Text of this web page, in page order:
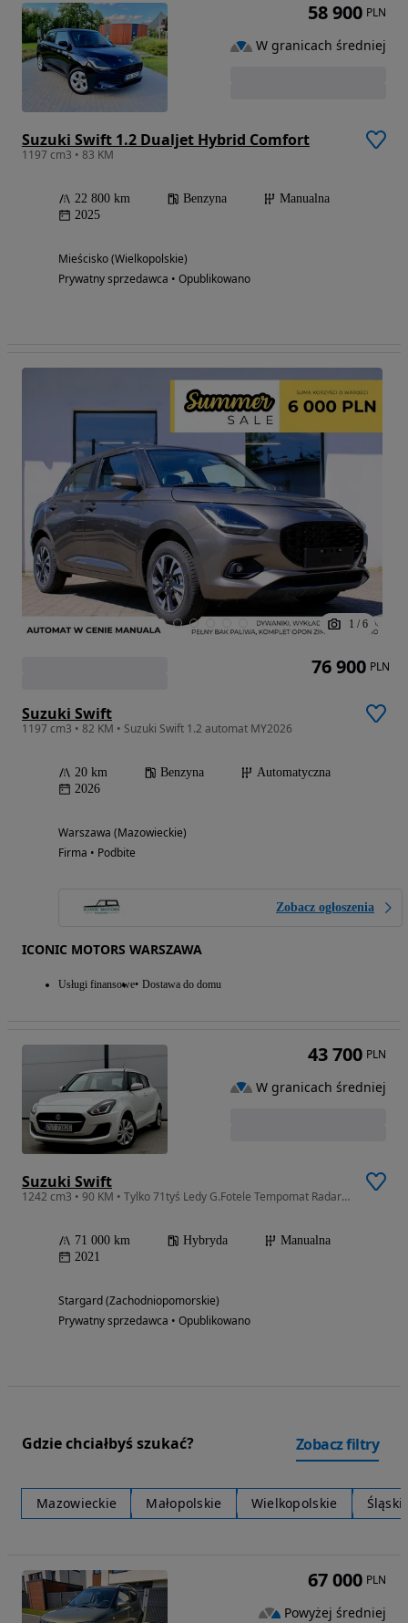
Suzuki Swift 1.2 Dualjet Hybrid Comfort
1197 cm3 • 83 KM
22 800 km Benzyna
Manualna
2025
Mieścisko (Wielkopolskie)
Prywatny sprzedawca • Opublikowano
58 900 PLN
W granicach średniej
1 / 6
Suzuki Swift
1197 cm3 • 82 KM • Suzuki Swift 1.2 automat MY2026
20 km Benzyna
Automatyczna
2026
Warszawa (Mazowieckie)
Firma • Podbite
Zobacz ogłoszenia
ICONIC MOTORS WARSZAWA
Usługi finansowe Dostawa do domu
76 900 PLN
Suzuki Swift
1242 cm3 • 90 KM • Tylko 71tyś Ledy G.Fotele Tempomat Radar Biała Perła 1Wł. Lift Ekonomi
71 000 km Hybryda
Manualna
2021
Stargard (Zachodniopomorskie)
Prywatny sprzedawca • Opublikowano
43 700 PLN
W granicach średniej
Gdzie chciałbyś szukać? Zobacz filtry
Mazowieckie Małopolskie Wielkopolskie
67 000 PLN
Powyżej średniej